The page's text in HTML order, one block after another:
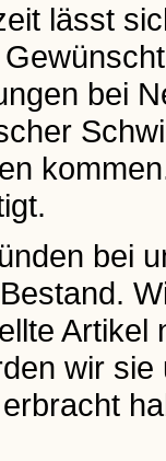
lässt
bei
bei
wir